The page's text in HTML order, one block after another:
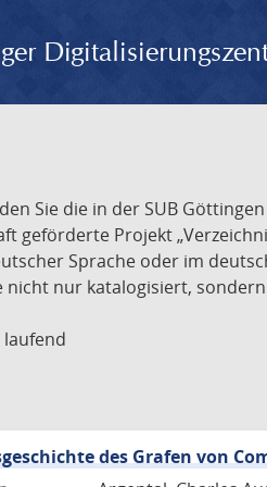
Sie die in der SUB
geförderte Projekt
Sprache oder im
nicht nur katalogisiert,
laufend
des Grafen von